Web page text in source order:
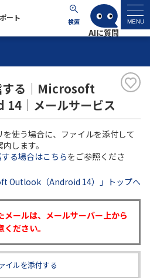
ート 検索 MENU
する｜Microsoft
｜メールサービス
使う場合に、ファイルを添付して
します。
る場合はこちらをご参照くださ
Outlook（Android 14）」トップへ
ールは、メールサーバー上から
ださい。
イルを添付する